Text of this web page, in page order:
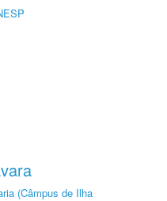
(Câmpus de Ilha